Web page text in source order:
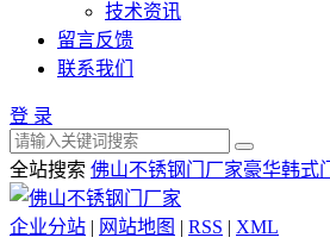
技术资讯
留言反馈
联系我们
登 录
全站搜索 佛山不锈钢门厂家豪华韩式门
企业分站 | 网站地图 | RSS | XML